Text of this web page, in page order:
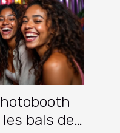
bals de